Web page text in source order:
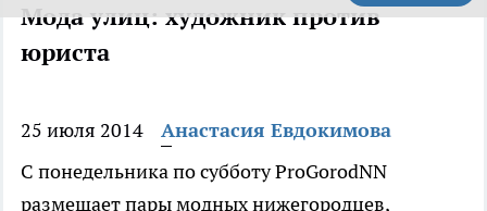
Мода улиц: художник против
юриста
25 июля 2014
Анастасия Евдокимова
С понедельника по субботу ProGorodNN
размещает пары модных нижегородцев,